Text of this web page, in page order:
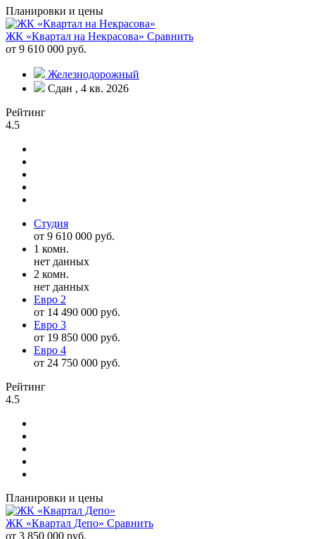
Планировки и цены
ЖК «Квартал на Некрасова» Сравнить
от 9 610 000 руб.
Железнодорожный
Сдан , 4 кв. 2026
Рейтинг
4.5
Студия
от 9 610 000 руб.
1 комн.
нет данных
2 комн.
нет данных
Евро 2
от 14 490 000 руб.
Евро 3
от 19 850 000 руб.
Евро 4
от 24 750 000 руб.
Рейтинг
4.5
Планировки и цены
ЖК «Квартал Депо» Сравнить
от 3 850 000 руб.